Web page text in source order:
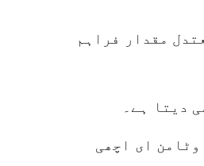
مقدار فراہم
دیتا ہے۔
وٹامن ای اچھی